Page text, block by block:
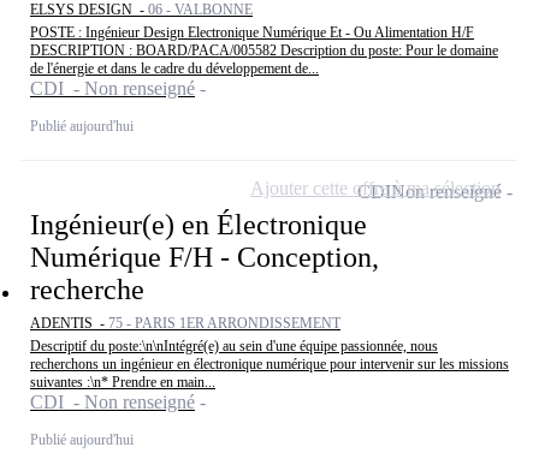
ELSYS DESIGN - 06 - VALBONNE
POSTE : Ingénieur Design Electronique Numérique Et - Ou Alimentation H/F
DESCRIPTION : BOARD/PACA/005582 Description du poste: Pour le domaine
de l'énergie et dans le cadre du développement de...
CDI - Non renseigné
Publié aujourd'hui
Ingénieur(e) en Électronique
Numérique F/H - Conception,
recherche
ADENTIS - 75 - PARIS 1ER ARRONDISSEMENT
Descriptif du poste:\n\nIntégré(e) au sein d'une équipe passionnée, nous
recherchons un ingénieur en électronique numérique pour intervenir sur les missions
suivantes :\n* Prendre en main...
CDI - Non renseigné
Publié aujourd'hui
CDINon renseigné
Ajouter cette offre à ma sélection